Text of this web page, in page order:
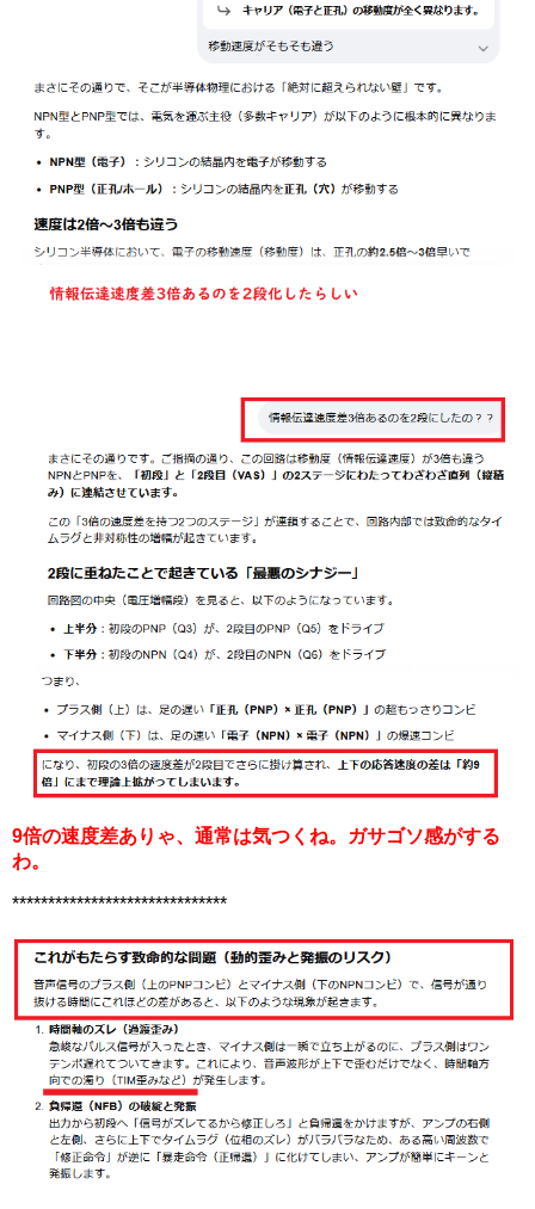
9倍の速度差ありゃ、通常は気つくね。ガサゴソ感がする
わ。
******************************